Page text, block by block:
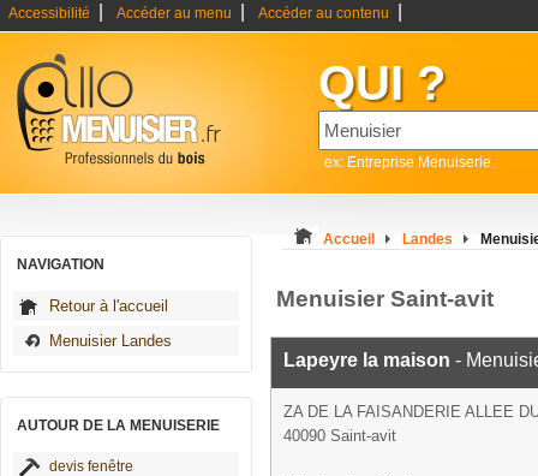
Accessibilité Accéder au menu Accéder au contenu
QUI ?
ex: Entreprise Menuiserie
NAVIGATION
Retour à l'accueil
Menuisier Landes
AUTOUR DE LA MENUISERIE
devis fenêtre
Accueil Landes
Menuisier Saint-avit
Lapeyre la maison -
ZA DE LA FAISANDERIE ALLEE
40090 Saint-avit